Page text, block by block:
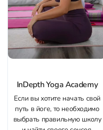
InDepth Yoga Academy
Если вы хотите начать свой
путь в йоге, то необходимо
выбрать правильную школу